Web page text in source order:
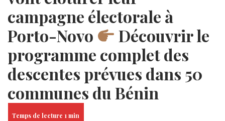
campagne électorale à
Porto-Novo
Découvrir le
programme complet des
descentes prévues dans 50
communes du Bénin